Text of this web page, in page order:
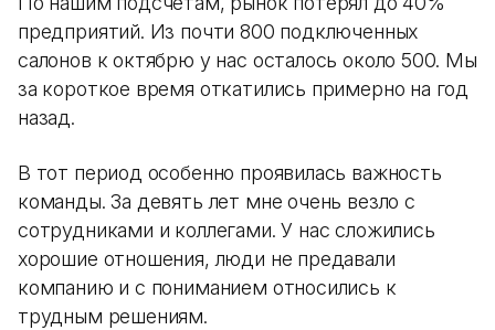
предприятий. Из почти 800 подключенных
салонов к октябрю у нас осталось около 500. Мы
за короткое время откатились примерно на год
назад.
В тот период особенно проявилась важность
команды. За девять лет мне очень везло с
сотрудниками и коллегами. У нас сложились
хорошие отношения, люди не предавали
компанию и с пониманием относились к
трудным решениям.